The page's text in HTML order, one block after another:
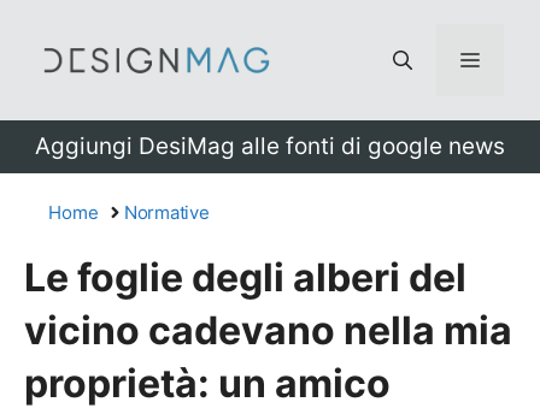
Menu
Aggiungi DesiMag alle fonti di google news
Home Normative
Le foglie degli alberi del
vicino cadevano nella mia
proprietà: un amico